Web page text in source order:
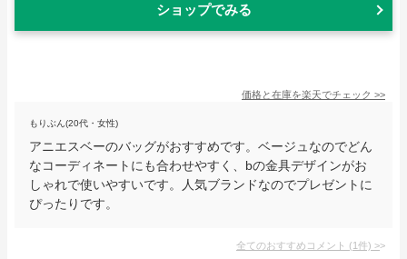
ショップでみる
価格と在庫を楽天でチェック >>
もりぶん(20代・女性)
アニエスベーのバッグがおすすめです。ベージュなのでどん
なコーディネートにも合わせやすく、bの金具デザインがお
しゃれで使いやすいです。人気ブランドなのでプレゼントに
ぴったりです。
全てのおすすめコメント (1件) >